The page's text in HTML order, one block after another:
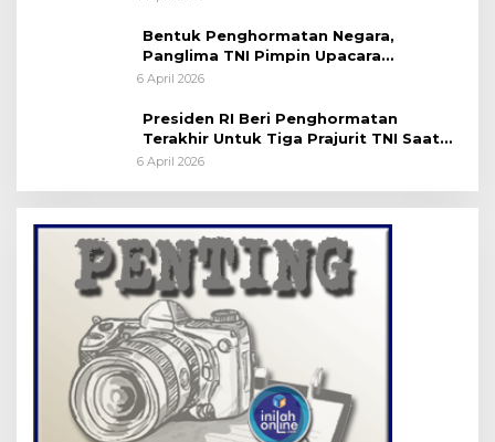
Bentuk Penghormatan Negara,
Panglima TNI Pimpin Upacara
Pemakaman Militer
6 April 2026
Presiden RI Beri Penghormatan
Terakhir Untuk Tiga Prajurit TNI Saat
Persemayaman di Bandara Soekarno-
6 April 2026